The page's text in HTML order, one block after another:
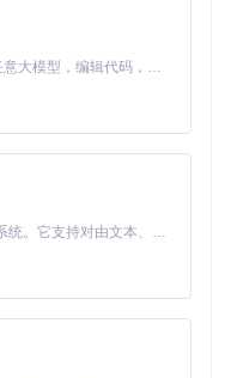
设置了最佳兼容参数：
资源重映射系统
的决策指南
Claude Code 的开源替代方案。连接任意大模型，编辑代码，运行命令，自动验证 — 全自动执行。用 Rust 构建，极致性能。 ｜ An open-source alternative to Claude Code. Connect any LLM, edit code, run commands, and verify changes — autonomously. Built in Rust for speed. Get Started
MiniMax H3 是一个通用的全模态生成系统。它支持对由文本、图像、视频和音频组成的多模态上下文进行统一理解，并能生成分辨率高达 2K、时长可达 15 秒的带原生立体声音频的视频。得益于面向任务泛化的系统设计，H3 在预训练阶段就已具备广泛的多模态上下文理解与生成能力，能够出色地执行复杂的多模态指令。